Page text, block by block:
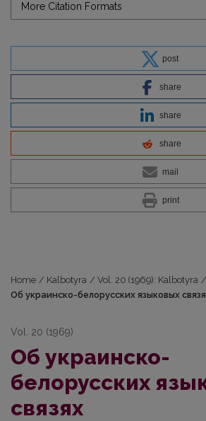
More Citation Formats
post
share
share
share
mail
print
Home / Kalbotyra / Vol. 20 (1969): Kalbotyra /
Об украинско-белорусских языковых
Vol. 20 (1969)
Об украинско-
белорусских
связях